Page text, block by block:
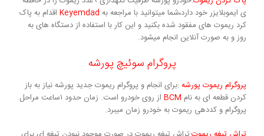
ی ایموبلایزر خود دارد،شما میتوانید با مراجعه به Keyemdad اقدام به پاک
کرد ریموت های مفقود شده بکنید و این کار با استفاده از دستگاه های به
روز و به صورت آنلاین انجام میشود.
پروگرام سوئیچ پورشه
پروگرام ریموت پورشه:برای انجام و پروگرام ریموت جدید پورشه نیاز به باز
کردن قطعه ای به نام BCM
از روی خودرو است. زمان حدود ۱ساعت مراحل
پروگرام و کددهی ریموت به خودرو زمان میبرد.